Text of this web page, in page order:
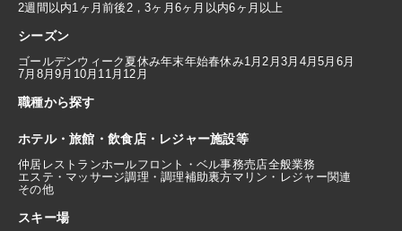
2週間以内1ヶ月前後2，3ヶ月 6ヶ月以内6ヶ月以上
シーズン
ゴールデンウィーク 夏休み年末年始春休み1月2月3月 4月5月 6月
7月 8月9月 10月 11月 12月
職種から探す
ホテル・旅館・飲食店・レジャー施設等
仲居 レストランホールフロント・ベル事務売店全般業務
エステ・マッサージ調理・調理補助裏方マリン・レジャー関連
その他
スキー場